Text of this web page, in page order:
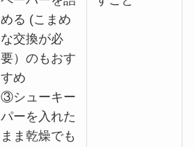
める (こまめ
な交換が必
要）のもおす
すめ
③シューキー
パーを入れた
まま乾燥でも